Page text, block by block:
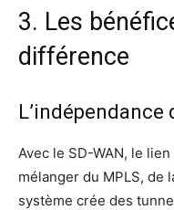
3. Les
différence
Avec le SD-WAN, le
mélan­ger du MPLS, de
sys­tème crée des